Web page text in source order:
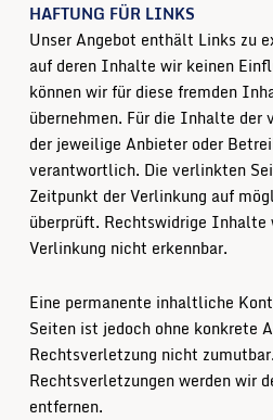
HAFTUNG FÜR LINKS
Unser Angebot enthält Links zu
auf deren Inhalte wir keinen
können wir für diese fremden
übernehmen. Für die Inhalte
der jeweilige Anbieter oder
verantwortlich. Die verlinkten
Zeitpunkt der Verlinkung auf
überprüft. Rechtswidrige Inhalte
Verlinkung nicht erkennbar.
Eine permanente inhaltliche
Seiten ist jedoch ohne konkrete
Rechtsverletzung nicht
Rechtsverletzungen werden wir
entfernen.